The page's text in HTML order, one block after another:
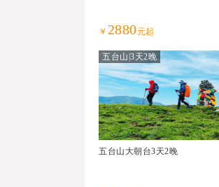
￥ 2880元起
五台山|3天2晚
五台山大朝台3天2晚